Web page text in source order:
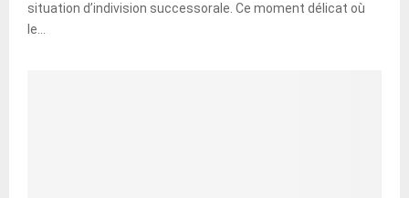
situation d’indivision successorale. Ce moment délicat où
le...